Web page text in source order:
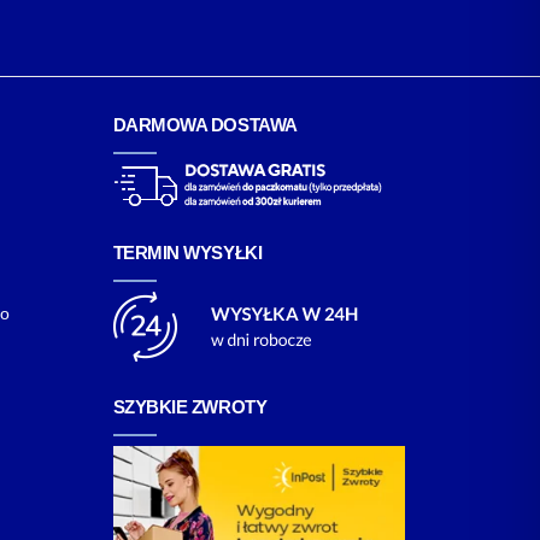
DARMOWA DOSTAWA
TERMIN WYSYŁKI
SZYBKIE ZWROTY